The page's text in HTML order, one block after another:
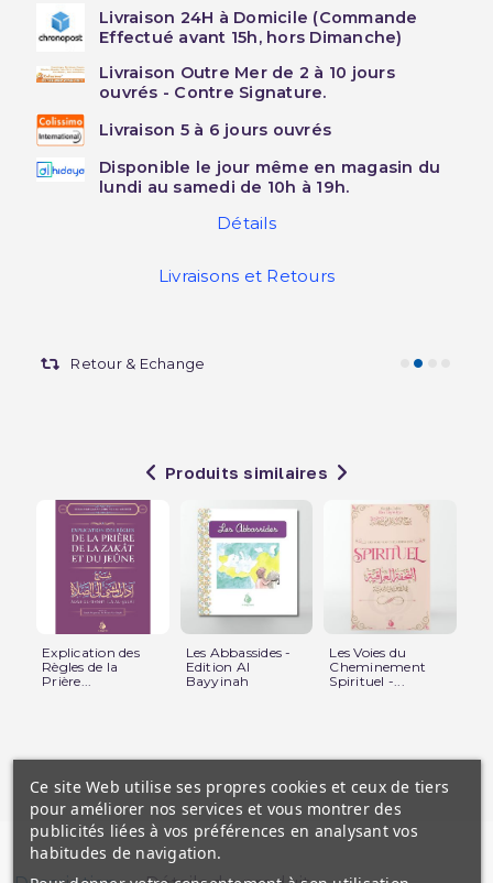
Livraison 24H à Domicile (Commande
Effectué avant 15h, hors Dimanche)
Livraison Outre Mer de 2 à 10 jours
ouvrés - Contre Signature.
Livraison 5 à 6 jours ouvrés
Disponible le jour même en magasin du
lundi au samedi de 10h à 19h.
Détails
Livraisons et Retours
Retour & Echange
Produits similaires
Explication des
Règles de la
Prière...
Les Abbassides -
Edition Al
Bayyinah
Les Voies du
Cheminement
Spirituel -...
Ce site Web utilise ses propres cookies et ceux de tiers
pour améliorer nos services et vous montrer des
publicités liées à vos préférences en analysant vos
habitudes de navigation.